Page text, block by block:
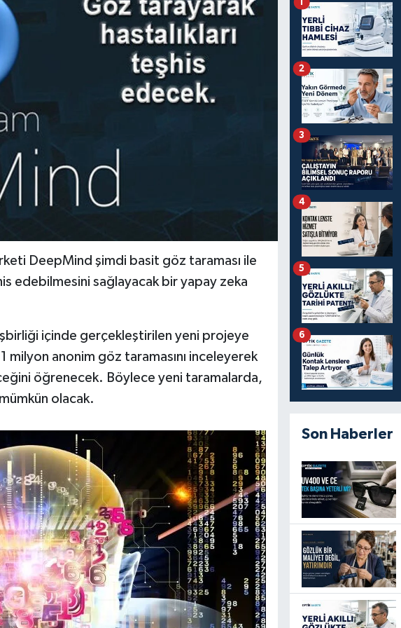
DeepMind şimdi basit göz taraması ile
edebilmesini sağlayacak bir yapay zeka
içinde gerçekleştirilen yeni projeye
milyon anonim göz taramasını inceleyerek
öğrenecek. Böylece yeni taramalarda,
olacak.
2
3
4
5
6
Son Haberler